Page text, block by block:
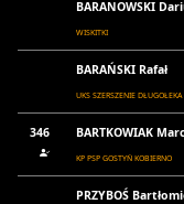
BARANOWSKI
WISKITKI
BARAŃSKI Rafał
UKS SZERSZENIE
346 BARTKOWIAK
KP PSP GOSTYŃ KOBIERNO
PRZYBOŚ